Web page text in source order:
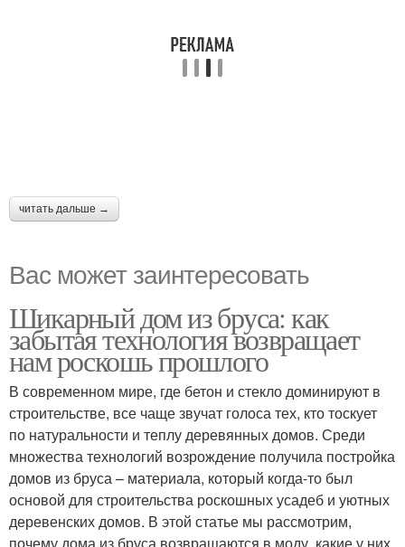
читать дальше →
Вас может заинтересовать
Шикарный дом из бруса: как
забытая технология возвращает
нам роскошь прошлого
В современном мире, где бетон и стекло доминируют в
строительстве, все чаще звучат голоса тех, кто тоскует
по натуральности и теплу деревянных домов. Среди
множества технологий возрождение получила постройка
домов из бруса – материала, который когда-то был
основой для строительства роскошных усадеб и уютных
деревенских домов. В этой статье мы рассмотрим,